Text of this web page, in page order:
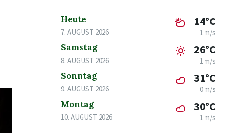
Heute
7. AUGUST 2026
14°C
1 m/s
Samstag
8. AUGUST 2026
26°C
1 m/s
Sonntag
9. AUGUST 2026
31°C
0 m/s
Montag
10. AUGUST 2026
30°C
1 m/s